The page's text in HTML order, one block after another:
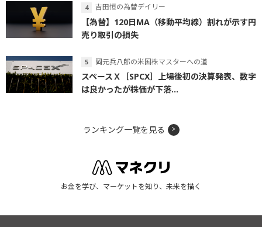
吉田恒の為替デイリー
【為替】120日MA（移動平均線）割れが示す円
売り取引の損失
岡元兵八郎の米国株マスターへの道
スペースＸ［SPCX］上場後初の決算発表、数字
は良かったが株価が下落...
ランキング一覧を見る
お金を学び、マーケットを知り、未来を描く